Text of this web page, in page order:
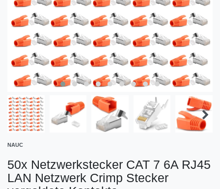
NAUC
50x Netzwerkstecker CAT 7 6A RJ45
LAN Netzwerk Crimp Stecker